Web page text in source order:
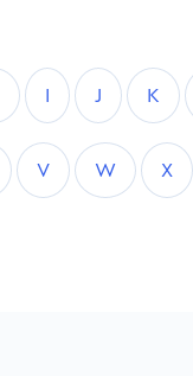
I J K
V W X